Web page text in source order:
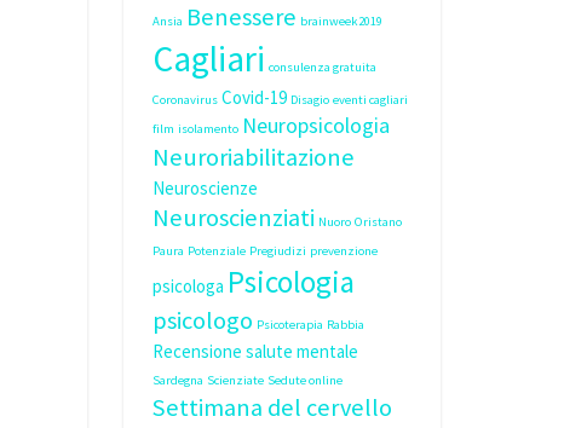
Ansia Benessere brainweek2019
Cagliari consulenza gratuita
Coronavirus Covid-19 Disagio eventi cagliari
film isolamento Neuropsicologia
Neuroriabilitazione
Neuroscienze
Neuroscienziati Nuoro Oristano
Paura Potenziale Pregiudizi prevenzione
psicologa Psicologia
psicologo Psicoterapia Rabbia
Recensione salute mentale
Sardegna Scienziate Sedute online
Settimana del cervello